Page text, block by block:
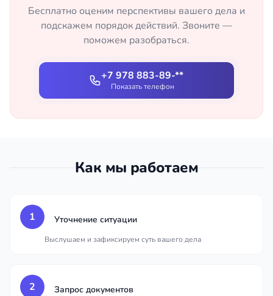
Бесплатно оценим перспективы вашего дела и
подскажем порядок действий. Звоните —
поможем разобраться.
+7 978 883-89-**
Показать телефон
Как мы работаем
1 Уточнение ситуации
Выслушаем и зафиксируем суть вашего дела
2 Запрос документов